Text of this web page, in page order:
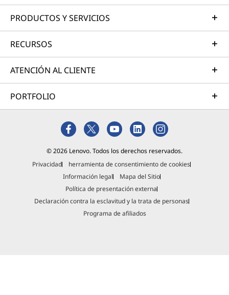
PRODUCTOS Y SERVICIOS
RECURSOS
ATENCIÓN AL CLIENTE
PORTFOLIO
© 2026 Lenovo. Todos los derechos reservados.
Privacidad
herramienta de consentimiento de cookies
Información legal
Mapa del Sitio
Política de presentación externa
Declaración contra la esclavitud y la trata de personas
Programa de afiliados